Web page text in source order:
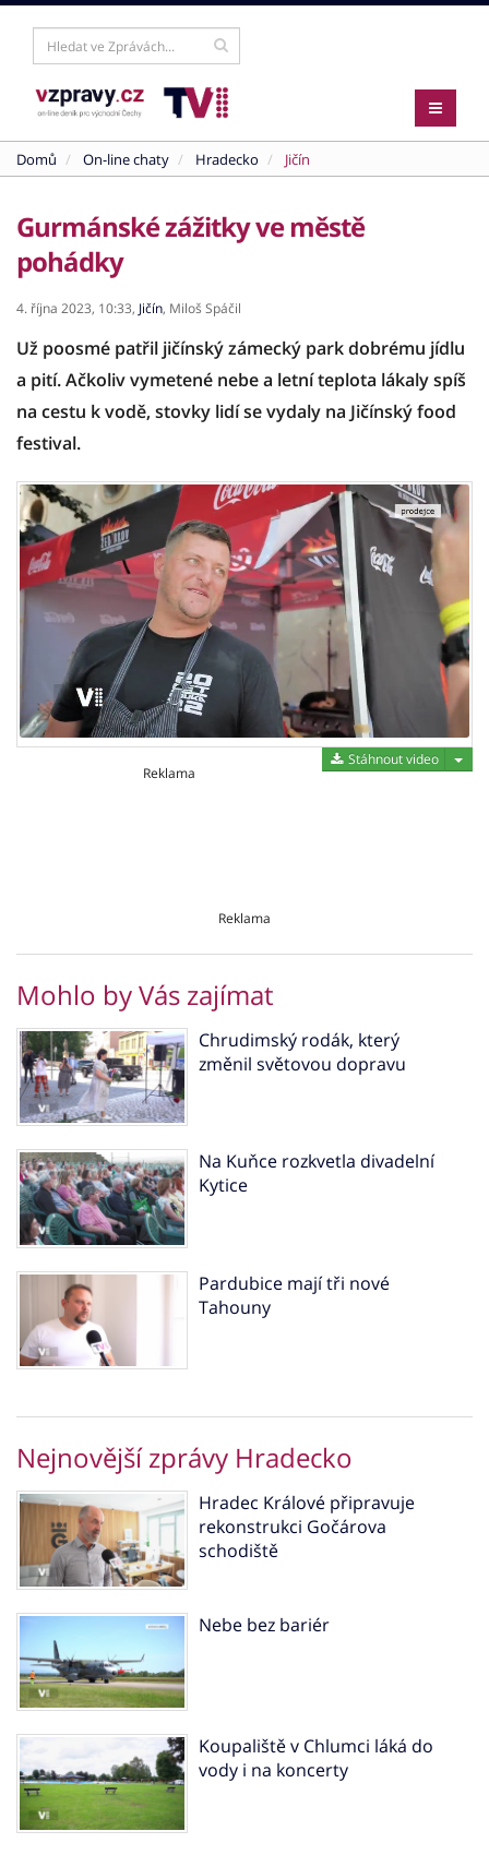
Domů On-line chaty Hradecko Jičín
Gurmánské zážitky ve městě
pohádky
4. října 2023, 10:33, Jičín, Miloš Spáčil
Už poosmé patřil jičínský zámecký park dobrému jídlu
a pití. Ačkoliv vymetené nebe a letní teplota lákaly spíš
na cestu k vodě, stovky lidí se vydaly na Jičínský food
festival.
Stáhnout video
Reklama
Reklama
Mohlo by Vás zajímat
Chrudimský rodák, který
změnil světovou dopravu
Na Kuňce rozkvetla divadelní
Kytice
Pardubice mají tři nové
Tahouny
Nejnovější zprávy Hradecko
Hradec Králové připravuje
rekonstrukci Gočárova
schodiště
Nebe bez bariér
Koupaliště v Chlumci láká do
vody i na koncerty